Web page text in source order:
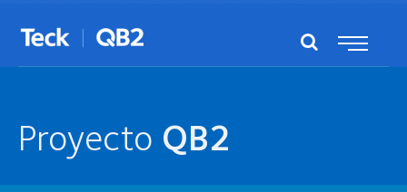
Proyecto QB2